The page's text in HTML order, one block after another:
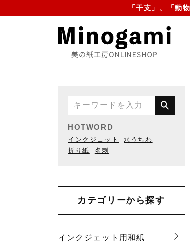
「干支」、「動
HOTWORD
インクジェット
水うちわ
折り紙
名刺
カテゴリーから探す
インクジェット用和紙